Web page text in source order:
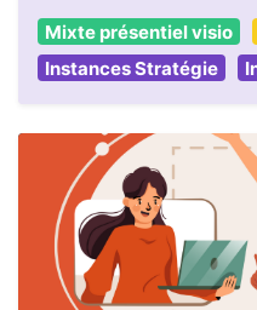
Mixte présentiel visio
Instances Stratégie